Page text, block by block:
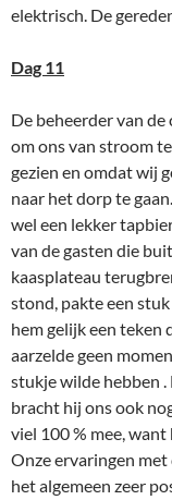
elektrisch. De
Dag 11
De beheerder van de
om ons van stroom
gezien en omdat wij
naar het dorp te
wel een lekker
van de gasten die
kaasplateau
stond, pakte een
hem gelijk een teken
aarzelde geen
stukje wilde hebben
bracht hij ons ook
viel 100 % mee,
Onze ervaringen
het algemeen zeer